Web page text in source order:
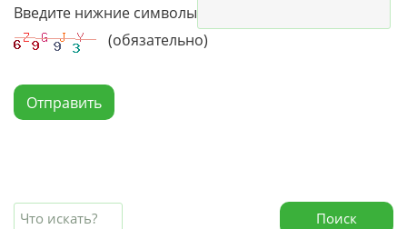
Введите нижние символы
(обязательно)
Отправить
Поиск